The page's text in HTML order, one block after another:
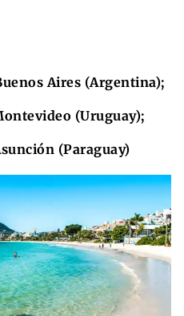
Aires (Argentina);
(Uruguay);
(Paraguay)